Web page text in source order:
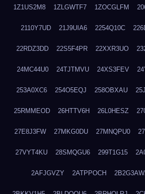
1Z1US2M8 1ZLGWTF7 1ZOCGLFM
2110Y7UD 21J9UIA6 2254Q10C
22RDZ3DD 22S5F4PR 22XXR3UO
24MC44U0 24TJTMVU 24XS3FEV
253A0XC6 254O5EQJ 258OBXAU
25RMMEOD 26HTTV6H 26L0HESZ
27E8J3FW 27MKG0DU 27MNQPU0
27VYT4KU 28SMQGU6 299T1G15
2AFJGVZY 2ATPPOCH